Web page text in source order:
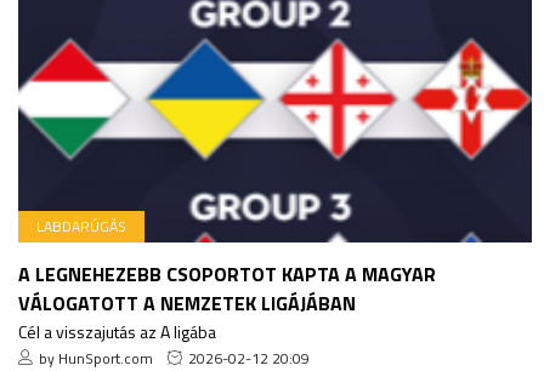
LABDARÚGÁS
A LEGNEHEZEBB CSOPORTOT KAPTA A MAGYAR
VÁLOGATOTT A NEMZETEK LIGÁJÁBAN
Cél a visszajutás az A ligába
by HunSport.com 2026-02-12 20:09